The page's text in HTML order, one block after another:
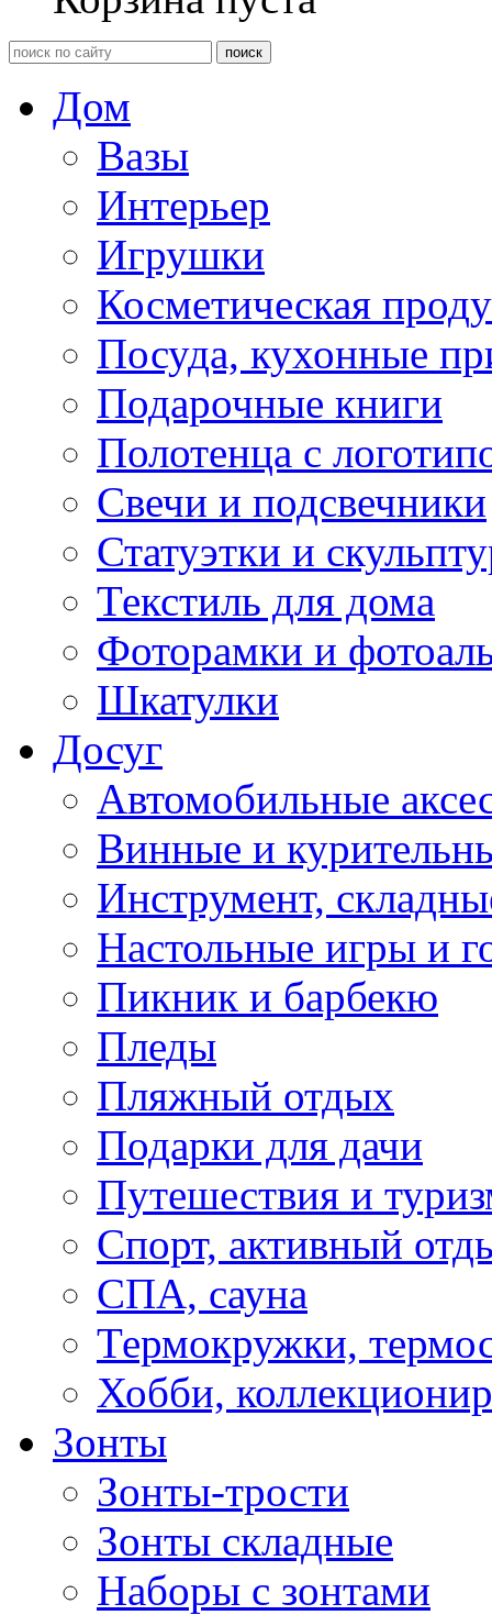
Дом
Вазы
Интерьер
Игрушки
Косметическая
Посуда, кухонные
Подарочные книги
Полотенца с
Свечи и подсвечники
Статуэтки и
Текстиль для дома
Фоторамки и
Шкатулки
Досуг
Автомобильные
Винные и
Инструмент,
Настольные игры и
Пикник и барбекю
Пледы
Пляжный отдых
Подарки для дачи
Путешествия и
Спорт, активный
СПА, сауна
Термокружки,
Хобби,
Зонты
Зонты-трости
Зонты складные
Наборы с зонтами